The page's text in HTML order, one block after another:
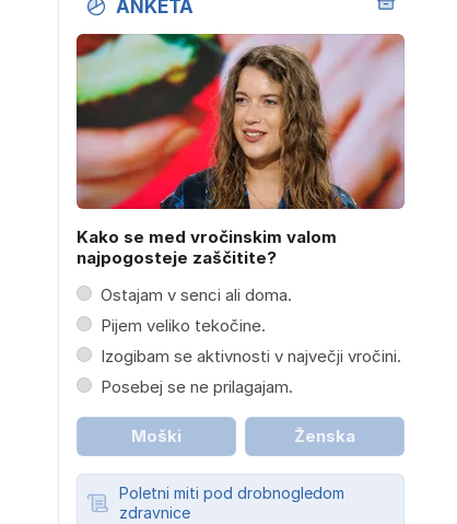
ANKETA
Kako se med vročinskim valom
najpogosteje zaščitite?
Ostajam v senci ali doma.
Pijem veliko tekočine.
Izogibam se aktivnosti v največji vročini.
Posebej se ne prilagajam.
Moški Ženska
Poletni miti pod drobnogledom
zdravnice